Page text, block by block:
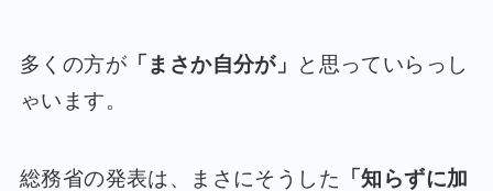
多くの方が「まさか自分が」
と思っていらっし
ゃいます。
総務省の発表は、まさにそうした 「知らずに加